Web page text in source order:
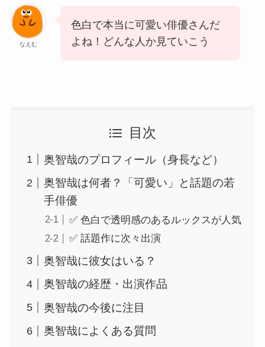
なえむ
色白で本当に可愛い俳優さんだ
よね！どんな人か見ていこう
目次
奥智哉のプロフィール（身長など）
奥智哉は何者？「可愛い」と話題の若
手俳優
✅ 色白で透明感のあるルックスが人気
✅ 話題作に次々出演
奥智哉に彼女はいる？
奥智哉の経歴・出演作品
奥智哉の今後に注目
奥智哉によくある質問